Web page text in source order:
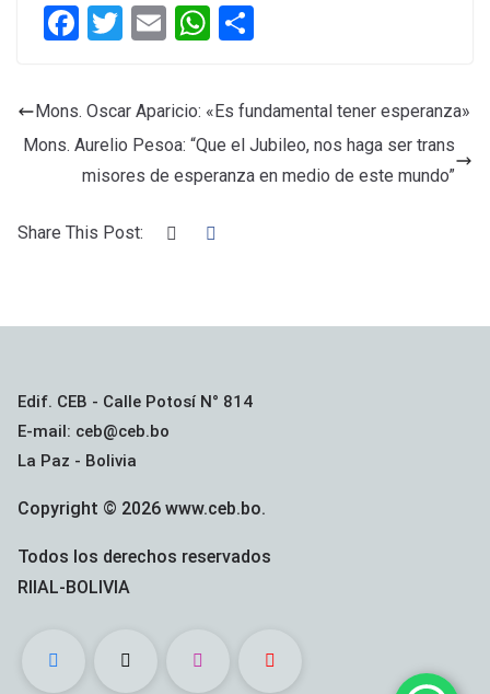
F
b
o
k
T
er
E
W
s
A
p
p
ar
Mons. Oscar Aparicio: «Es fundamental tener esperanza»
Mons. Aurelio Pesoa: “Que el Jubileo, nos haga ser trans
misores de esperanza en medio de este mundo”
Share This Post:
Edif. CEB - Calle Potosí N° 814
E-mail: ceb@ceb.bo
La Paz - Bolivia
Copyright © 2026 www.ceb.bo.
Todos los derechos reservados
RIIAL-BOLIVIA